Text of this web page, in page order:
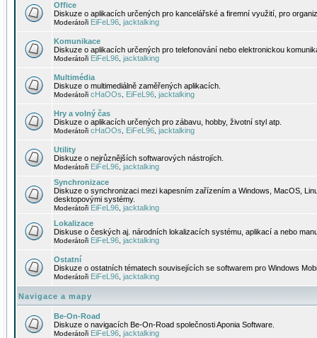
Office
Diskuze o aplikacích určených pro kancelářské a firemní využití, pro
Moderátoři EiFeL96 jacktalking
Komunikace
Diskuze o aplikacích určených pro telefonování nebo elektronickou
Moderátoři EiFeL96 jacktalking
Multimédia
Diskuze o multimediálně zaměřených aplikacích.
Moderátoři cHaOOs EiFeL96 jacktalking
Hry a volný čas
Diskuze o aplikacích určených pro zábavu, hobby, životní styl atp.
Moderátoři cHaOOs EiFeL96 jacktalking
Utility
Diskuze o nejrůznějších softwarových nástrojích.
Moderátoři EiFeL96 jacktalking
Synchronizace
Diskuze o synchronizaci mezi kapesním zařízením a Windows, MacOS,
desktopovými systémy.
Moderátoři EiFeL96 jacktalking
Lokalizace
Diskuse o českých aj. národních lokalizacích systému, aplikací a nebo
Moderátoři EiFeL96 jacktalking
Ostatní
Diskuze o ostatních tématech souvisejících se softwarem pro Windows
Moderátoři EiFeL96 jacktalking
Navigace a mapy
Be-On-Road
Diskuze o navigacích Be-On-Road společnosti Aponia Software.
Moderátoři EiFeL96 jacktalking